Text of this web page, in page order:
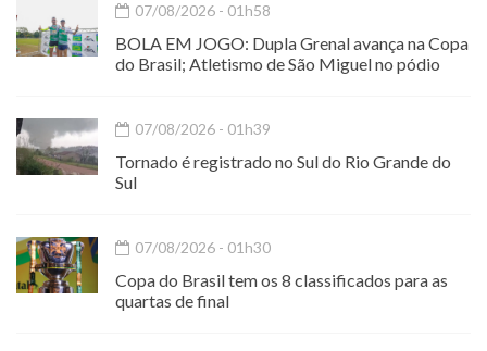
07/08/2026 - 01h58
BOLA EM JOGO: Dupla Grenal avança na Copa
do Brasil; Atletismo de São Miguel no pódio
07/08/2026 - 01h39
Tornado é registrado no Sul do Rio Grande do
Sul
07/08/2026 - 01h30
Copa do Brasil tem os 8 classificados para as
quartas de final